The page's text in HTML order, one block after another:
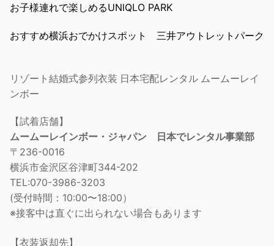
お子様連れで楽しめるUNlQLO PARK
おすすめ横浜おでかけスポット 三井アウトレットパーク
リゾート結婚式参列衣装 日本宅配レンタル ムームーレイ
ンボー
【試着店舗】
ムームーレインボー・ジャパン 日本でレンタル事業部
〒236-0016
横浜市金沢区谷津町344-202
TEL:070-3986-3203
(受付時間：10:00〜18:00）
※接客中は直ぐに出られない場合もあります
【衣装返却先】